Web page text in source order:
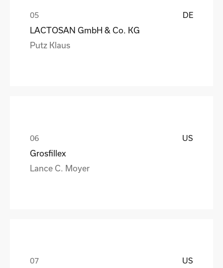
DE
LACTOSAN GmbH & Co. KG
Putz Klaus
US
Grosfillex
Lance C. Moyer
US